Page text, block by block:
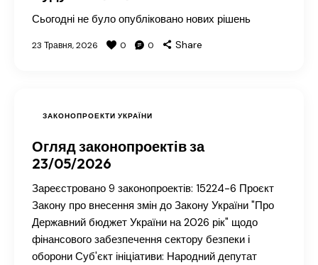
Сьогодні не було опубліковано нових рішень
23 Травня, 2026 0 0 Share
ЗАКОНОПРОЕКТИ УКРАЇНИ
Огляд законопроектів за
23/05/2026
Зареєстровано 9 законопроектів: 15224-6 Проєкт
Закону про внесення змін до Закону України "Про
Державний бюджет України на 2026 рік" щодо
фінансового забезпечення сектору безпеки і
оборони Суб'єкт ініціативи: Народний депутат